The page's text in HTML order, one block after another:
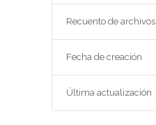
Recuento de archivos
Fecha de creación
Última actualización